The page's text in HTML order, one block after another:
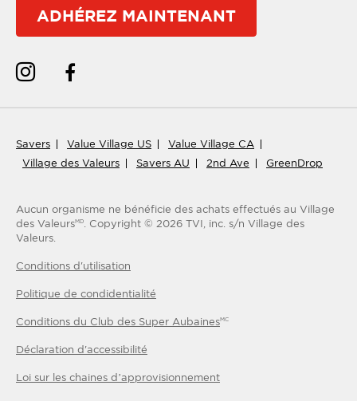
ADHÉREZ MAINTENANT
Savers Value Village US
Value Village CA
Village des Valeurs
Savers AU 2nd Ave GreenDrop
Aucun organisme ne bénéficie des achats effectués au Village
des ValeursMD Copyright © 2026 TVI, inc. s/n Village des
Valeurs.
Conditions d'utilisation
Politique de condidentialité
Conditions du Club des Super AubainesMC
Déclaration d'accessibilité
Loi sur les chaines d’approvisionnement